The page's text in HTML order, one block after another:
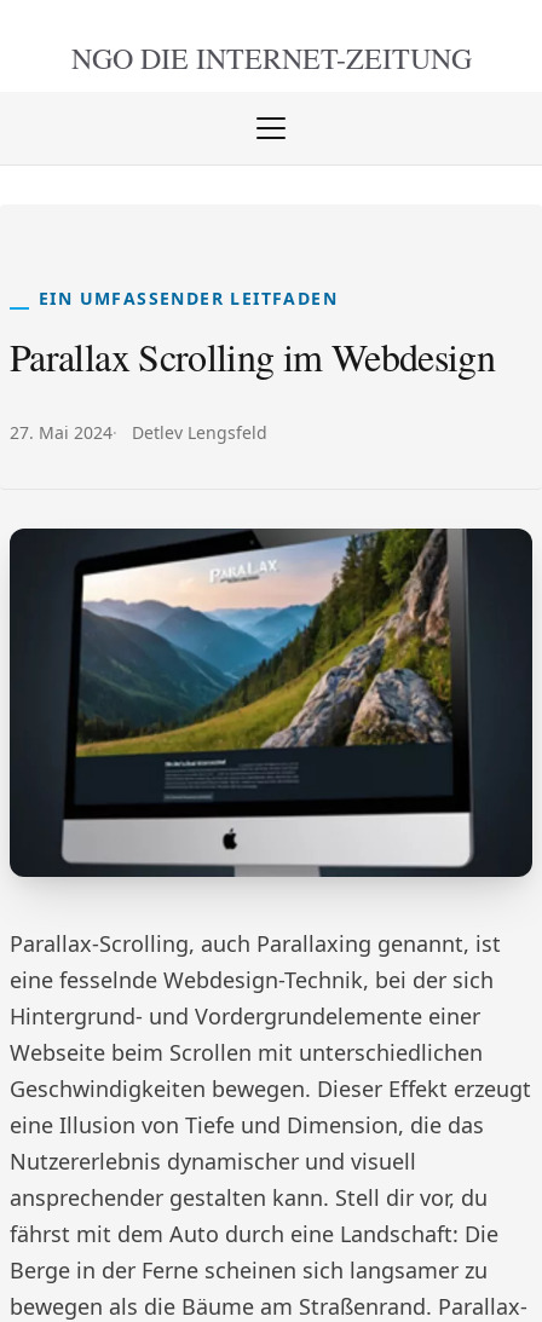
NGO DIE INTERNET-ZEITUNG
Menü
EIN UMFASSENDER LEITFADEN
Parallax Scrolling im Webdesign
Veröffentlicht am:
27. Mai 2024 Autor:
Detlev Lengsfeld
Parallax-Scrolling, auch Parallaxing genannt, ist
eine fesselnde Webdesign-Technik, bei der sich
Hintergrund- und Vordergrundelemente einer
Webseite beim Scrollen mit unterschiedlichen
Geschwindigkeiten bewegen. Dieser Effekt erzeugt
eine Illusion von Tiefe und Dimension, die das
Nutzererlebnis dynamischer und visuell
ansprechender gestalten kann. Stell dir vor, du
fährst mit dem Auto durch eine Landschaft: Die
Berge in der Ferne scheinen sich langsamer zu
bewegen als die Bäume am Straßenrand. Parallax-